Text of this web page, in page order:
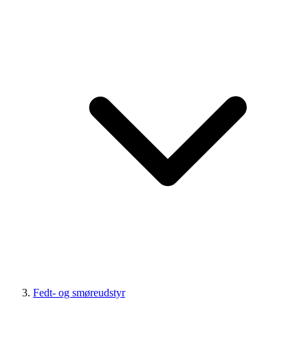
Fedt- og smøreudstyr